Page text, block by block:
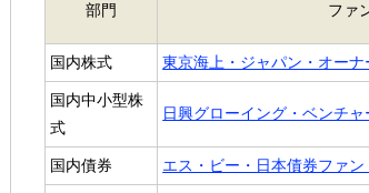
部門 ファ
国内株式
東京海上・ジャパン・オー
国内中小型株
式
日興グローイング・ベンチャ
国内債券 エス・ビー・日本債券ファン